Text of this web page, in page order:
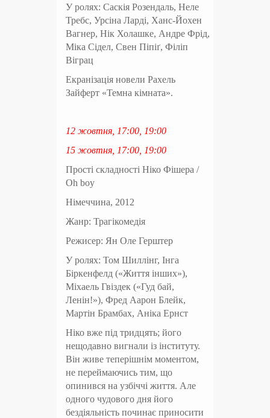
У ролях: Саскія Розендаль, Неле
Требс, Урсіна Ларді, Ханс-Йохен
Вагнер, Нік Холашке, Андре Фрід,
Міка Сідел, Свен Піпіґ, Філіп
Віграц
Екранізація новели Рахель
Зайферт «Темна кімната».
12 жовтня, 17:00, 19:00
15 жовтня, 17:00, 19:00
Прості складності Ніко Фішера /
Oh boy
Німеччина, 2012
Жанр: Трагікомедія
Режисер: Ян Оле Герштер
У ролях: Том Шиллінг, Інга
Біркенфелд («Життя інших»),
Міхаель Гвіздек («Гуд бай,
Ленін!»), Фред Аарон Блейк,
Мартін Брамбах, Аніка Ернст
Ніко вже під тридцять; його
нещодавно вигнали із інституту.
Він живе теперішнім моментом,
не переймаючись тим, що
опинився на узбіччі життя. Але
одного чудового дня його
бездіяльність починає приносити